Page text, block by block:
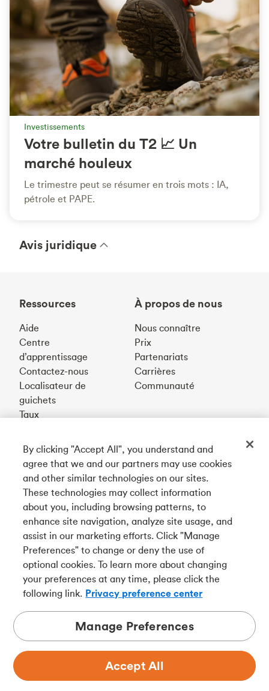
Investissements
Votre bulletin du T2 📈 Un
marché houleux
Le trimestre peut se résumer en trois mots : IA,
pétrole et PAPE.
Avis juridique
Ressources
Aide
Centre
d’apprentissage
Contactez-nous
Localisateur de
guichets
Taux
À propos de nous
Nous connaître
Prix
Partenariats
Carrières
Communauté
English
Téléchargez notre appli
Connectez-vous avec nous
Tangerine est le nom commercial de la Banque Tangerine,
une filiale en propriété exclusive de La Banque de
Nouvelle-Écosse etmembre à part entière de la SADC
Confidentialité Choix de pub
By clicking "Accept All", you understand and
agree that we and our partners may use cookies
and other similar technologies on our sites.
These technologies may collect information
about you, including browsing patterns, to
enhance site navigation, analyze site usage, and
assist in our marketing efforts. Click "Manage
Preferences" to change or deny the use of
optional cookies. To learn more about changing
your preferences at any time, please click the
following link. Privacy preference center
Manage Preferences
Accept All